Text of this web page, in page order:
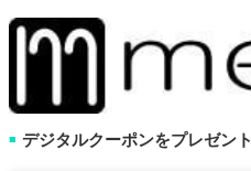
■ デジタルクーポンをプレゼント